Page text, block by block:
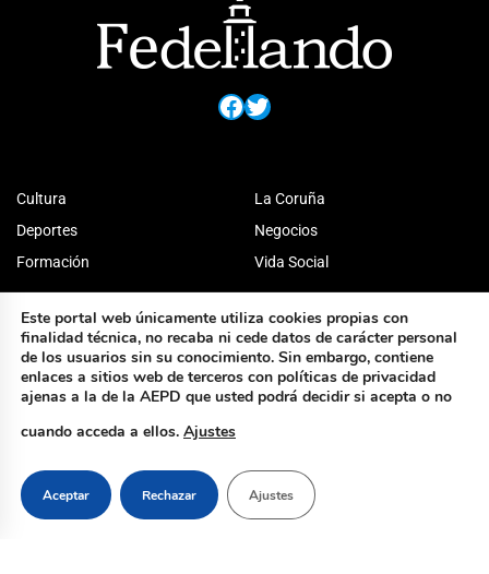
Facebook
Twitter
Cultura
Deportes
Formación
La Coruña
Negocios
Vida Social
Este portal web únicamente utiliza cookies propias con
finalidad técnica, no recaba ni cede datos de carácter personal
de los usuarios sin su conocimiento. Sin embargo, contiene
enlaces a sitios web de terceros con políticas de privacidad
ajenas a la de la AEPD que usted podrá decidir si acepta o no
cuando acceda a ellos. Ajustes
Aceptar Rechazar Ajustes